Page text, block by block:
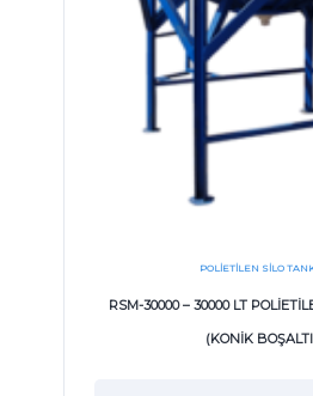
POLIETILEN SILO
RSM-30000 – 30000 LT
(KONİK